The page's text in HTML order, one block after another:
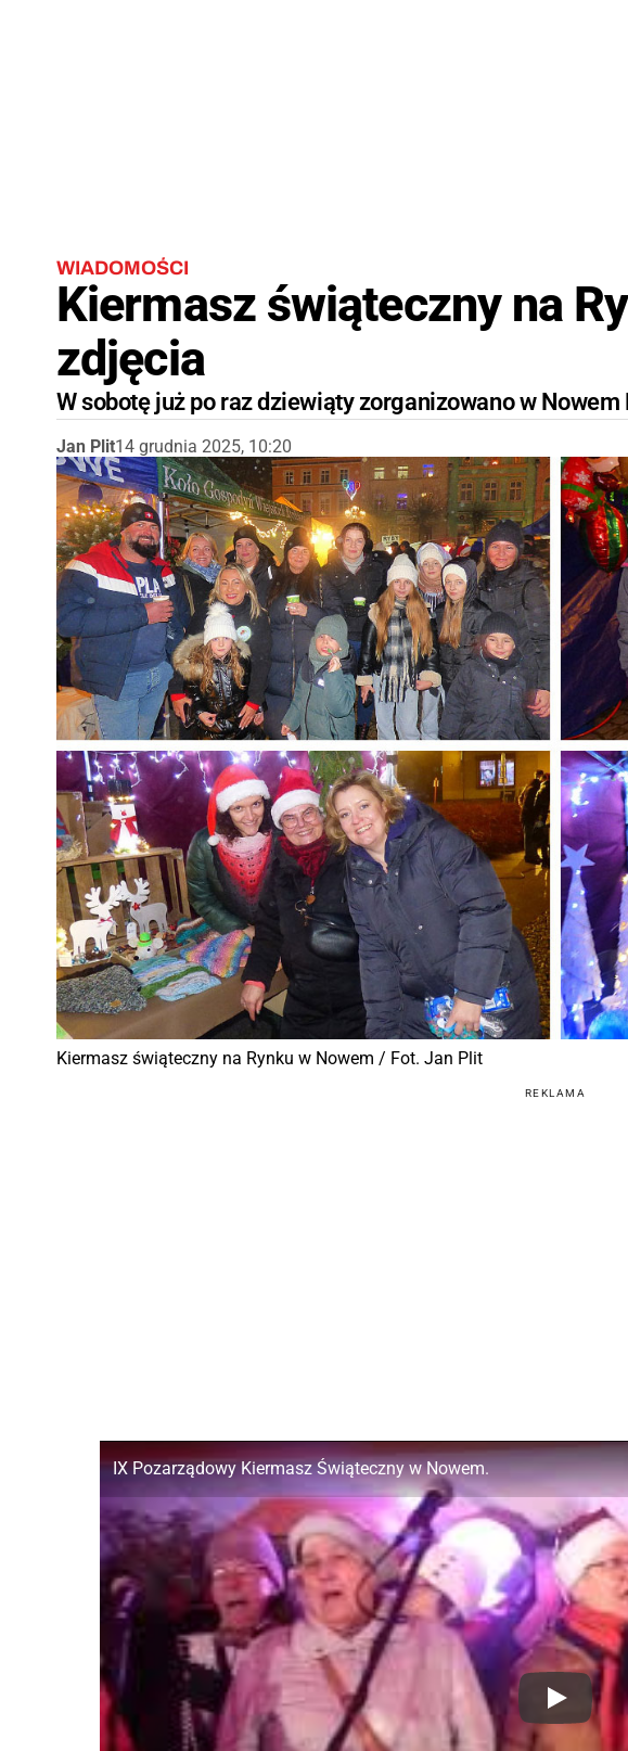
WIADOMOŚCI
Kiermasz świąteczny na
zdjęcia
W sobotę już po raz dziewiąty zorganizowano w
Jan Plit14 grudnia 2025, 10:20
Kiermasz świąteczny na Rynku w Nowem / Fot. Jan Plit
REKLAMA
IX Pozarządowy Kiermasz Świąteczny w Nowem.